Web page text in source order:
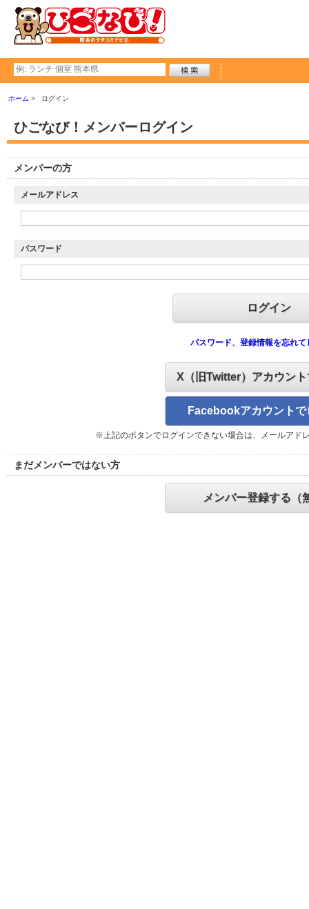
ホーム ログイン
ひごなび！メンバーログイン
メンバーの方
メールアドレス
パスワード
パスワード、登録情報を忘れて
X（旧Twitter）アカウン
Facebookアカウントで
※上記のボタンでログインできない場合は、メールアド
まだメンバーではない方
メンバー登録する（